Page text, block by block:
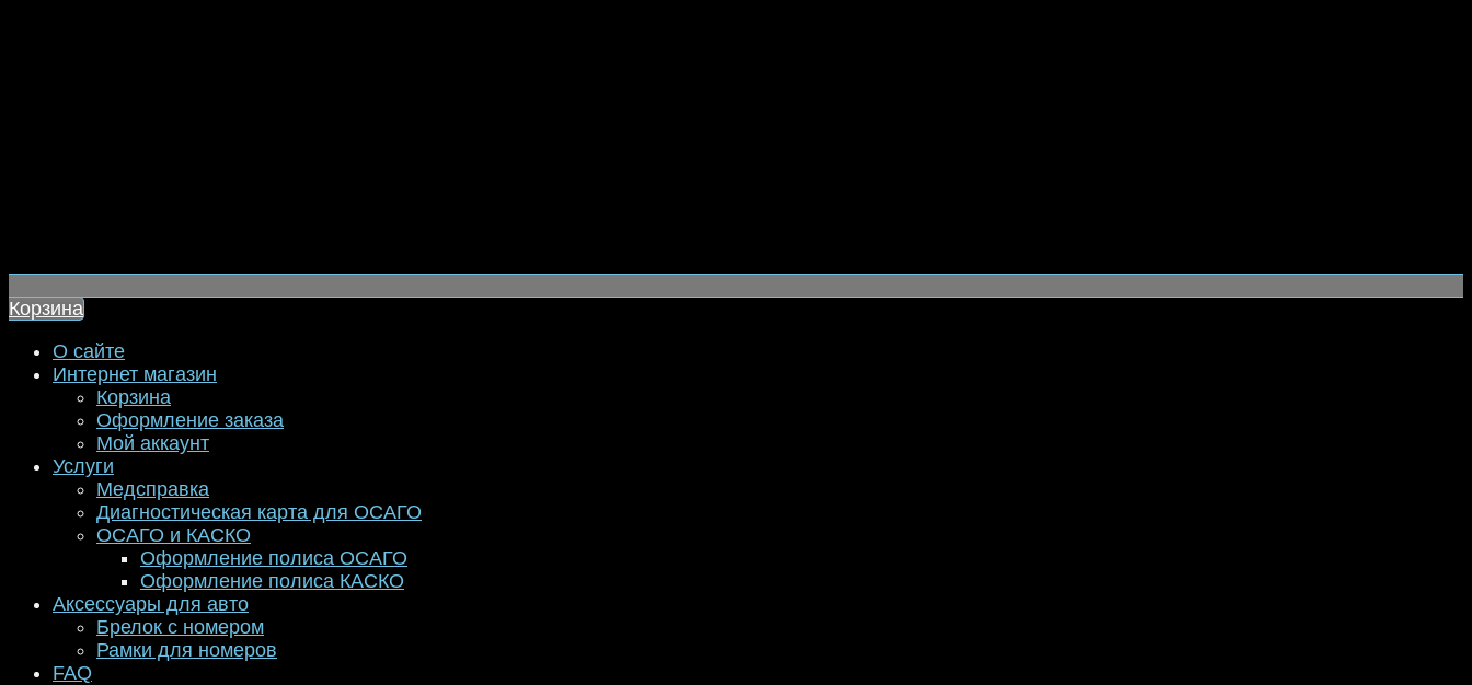
Корзина
О сайте
Интернет магазин
Корзина
Оформление заказа
Мой аккаунт
Услуги
Медсправка
Диагностическая карта для ОСАГО
ОСАГО и КАСКО
Оформление полиса ОСАГО
Оформление полиса КАСКО
Аксессуары для авто
Брелок с номером
Рамки для номеров
FAQ